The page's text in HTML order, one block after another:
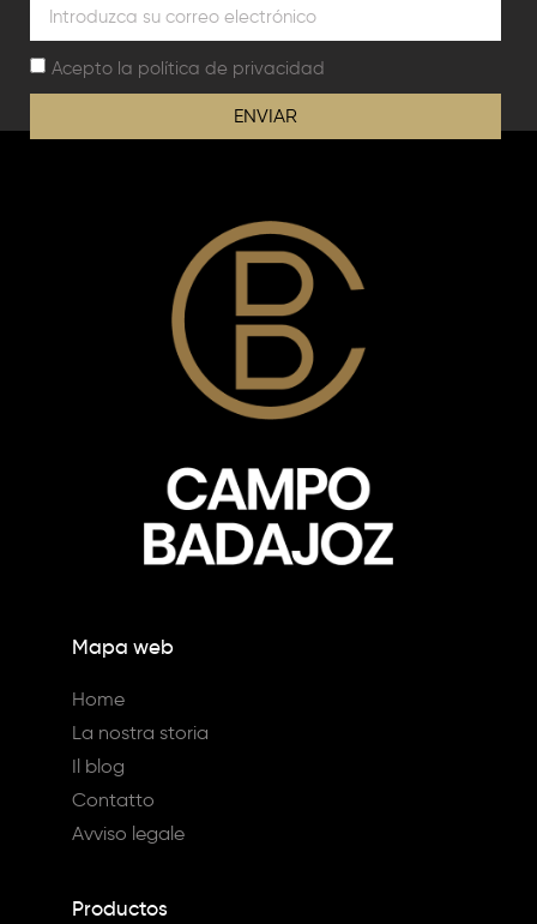
Acepto la política de privacidad
ENVIAR
Mapa web
Home
La nostra storia
Il blog
Contatto
Avviso legale
Productos